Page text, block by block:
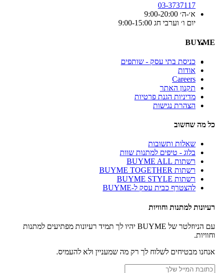
03-3737117
א׳-ה׳ 9:00-20:00
יום ו׳ וערבי חג 9:00-15:00
BUYME
כניסת בתי עסק - שותפים
אודות
Careers
תקנון האתר
מדיניות הגנת פרטיות
הצהרת נגישות
כל מה שחשוב
שאלות ותשובות
בלוג - טיפים למתנות שוות
רשתות BUYME ALL
רשתות BUYME TOGETHER
רשתות BUYME STYLE
להצטרף כבית עסק ל-BUYME
רעיונות למתנות וחוויות
עם הניוזלטר של BUYME יהיו לך תמיד רעיונות מפתיעים למתנות
וחוויות.
אנחנו מבטיחים לשלוח לך רק מה שמעניין ולא להעמיס.